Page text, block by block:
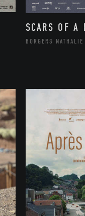
SCARS OF A
BORGERS NATHALIE